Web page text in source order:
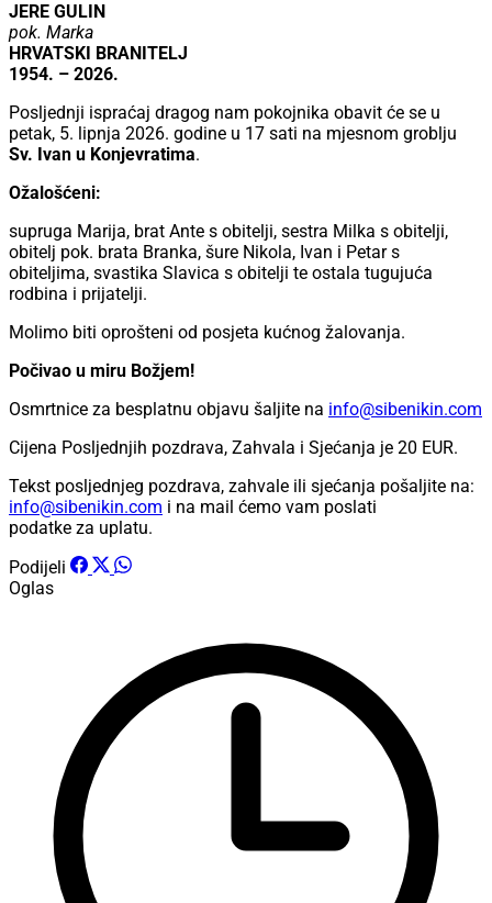
JERE GULIN
pok. Marka
HRVATSKI BRANITELJ
1954. – 2026.
Posljednji ispraćaj dragog nam pokojnika obavit će se u
petak, 5. lipnja 2026. godine u 17 sati na mjesnom groblju
Sv. Ivan u Konjevratima.
Ožalošćeni:
supruga Marija, brat Ante s obitelji, sestra Milka s obitelji,
obitelj pok. brata Branka, šure Nikola, Ivan i Petar s
obiteljima, svastika Slavica s obitelji te ostala tugujuća
rodbina i prijatelji.
Molimo biti oprošteni od posjeta kućnog žalovanja.
Počivao u miru Božjem!
Osmrtnice za besplatnu objavu šaljite na info@sibenikin.com
Cijena Posljednjih pozdrava, Zahvala i Sjećanja je 20 EUR.
Tekst posljednjeg pozdrava, zahvale ili sjećanja pošaljite na:
info@sibenikin.com i na mail ćemo vam poslati
podatke za uplatu.
Podijeli
Oglas